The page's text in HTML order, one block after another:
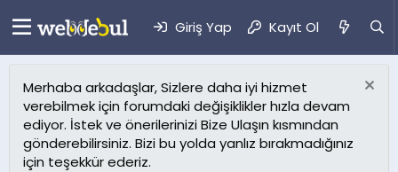
Giriş Yap Kayıt Ol
Merhaba arkadaşlar, Sizlere daha iyi hizmet
verebilmek için forumdaki değişiklikler hızla devam
ediyor. İstek ve önerilerinizi Bize Ulaşın kısmından
gönderebilirsiniz. Bizi bu yolda yanlız bırakmadığınız
için teşekkür ederiz.